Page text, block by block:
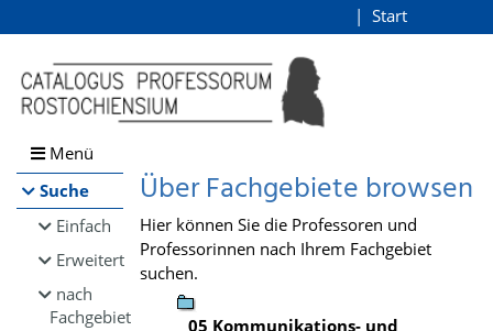
Browsen
direkt zum Inhalt
Start
Menü
Suche
Einfach
Erweitert
nach
Fachgebiet
Über Fachgebiete browsen
Hier können Sie die Professoren und
Professorinnen nach Ihrem Fachgebiet
suchen.
05 Kommunikations- und